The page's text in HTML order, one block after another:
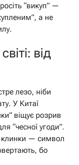
“викуп” —
а не
від
лезо, ніби
У Китаї
віщує розрив
“чесної угоди”.
клинки — символ
бо